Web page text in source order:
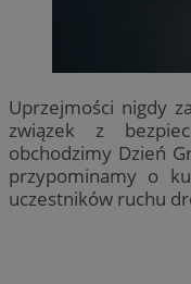
Uprzejmości nigdy
związek z
obchodzimy Dzień
przypominamy o
uczestników ruchu